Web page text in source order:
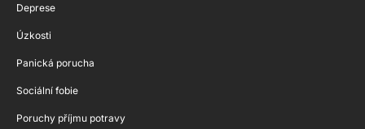
Deprese
Úzkosti
Panická porucha
Sociální fobie
Poruchy příjmu potravy